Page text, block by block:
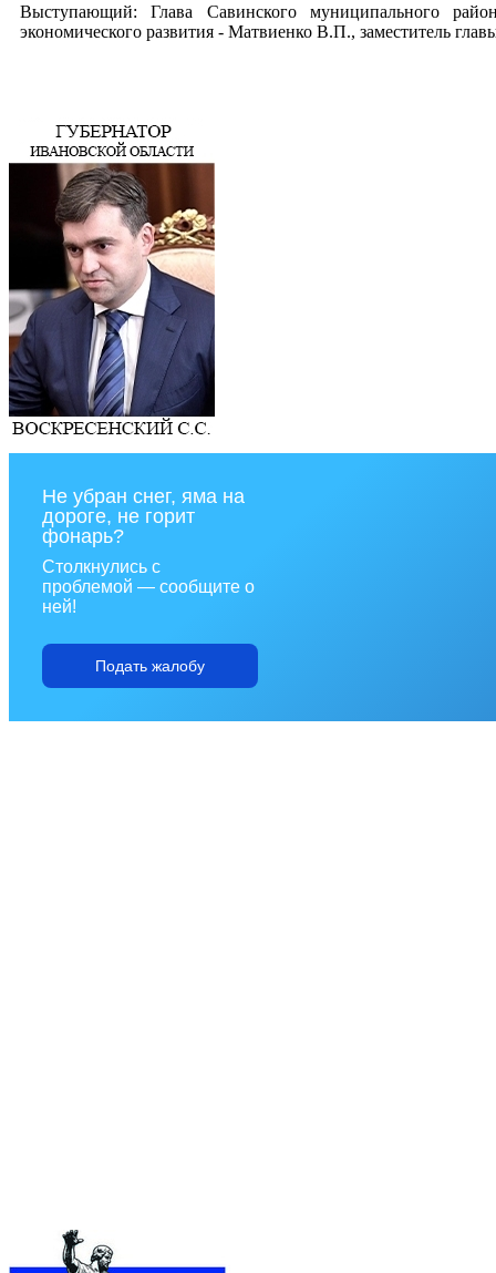
Выступающий: Глава Савинского муниципального
экономического развития - Матвиенко В.П., заместитель
Не убран снег, яма на
дороге, не горит
фонарь?
Столкнулись с
проблемой — сообщите о
ней!
Подать жалобу